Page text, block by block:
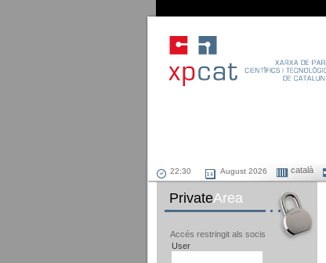
August 2026 català
PrivateArea
Accés restringit als socis
User